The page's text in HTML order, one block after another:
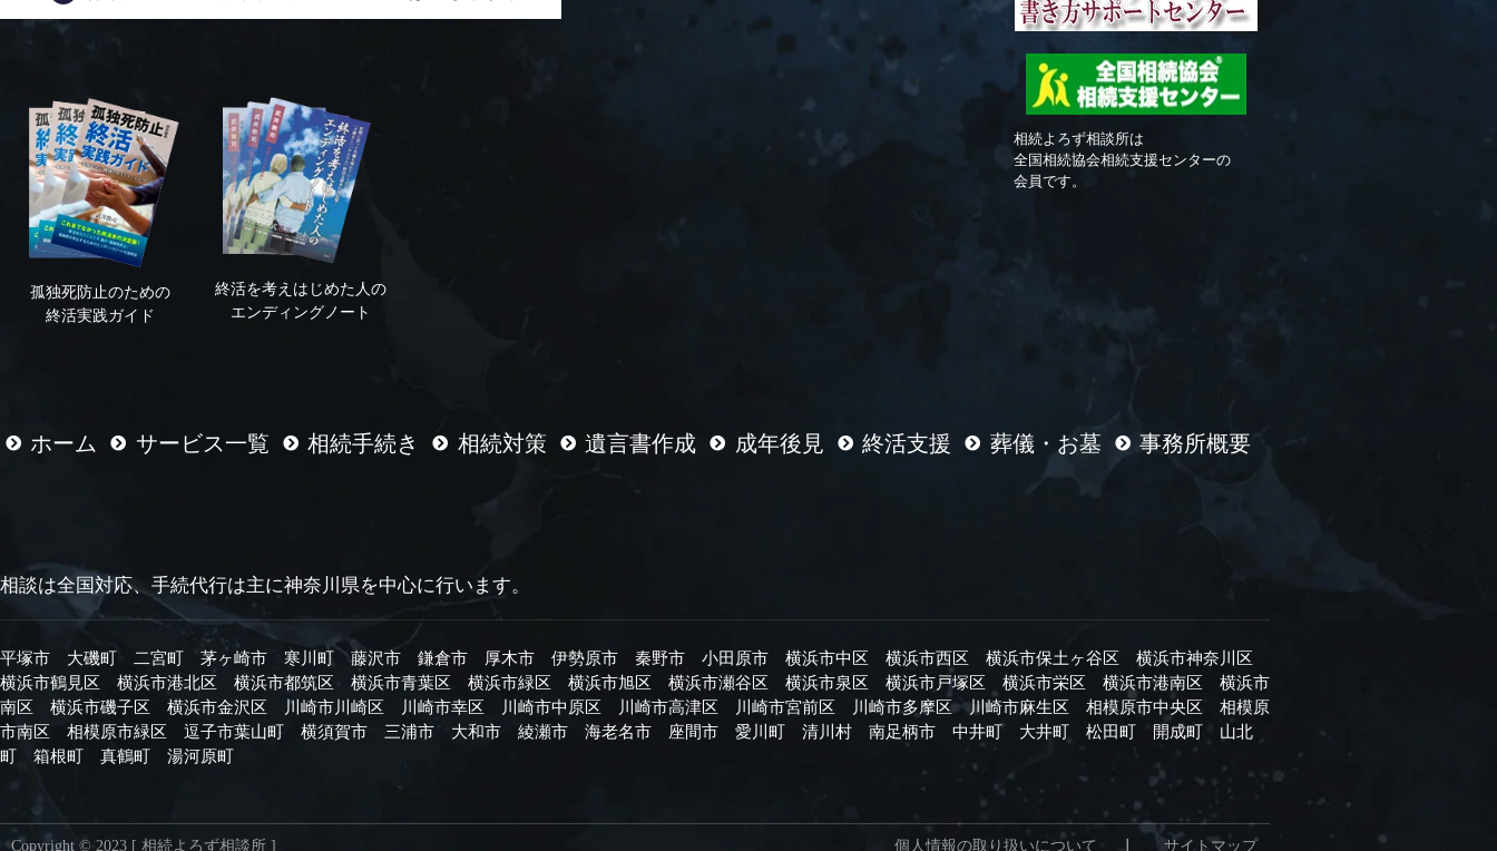
孤独死防止のための
終活実践ガイド
終活を考えはじめた人の
エンディングノート
相続よろず相談所は
全国相続協会相続支援センターの
会員です。
ホーム サービス一覧 相続手続き 相続対策 遺言書作成 成年後見 終活支援 葬儀・お墓 事務所概要
相談は全国対応、手続代行は主に神奈川県を中心に行います。
平塚市 大磯町 二宮町 茅ヶ崎市 寒川町 藤沢市 鎌倉市 厚木市 伊勢原市 秦野市 小田原市 横浜市中区 横浜市西区 横浜市保土ヶ谷区
横浜市神奈川区
横浜市鶴見区
横浜市港北区 横浜市都筑区 横浜市青葉区 横浜市緑区 横浜市旭区 横浜市瀬谷区 横浜市泉区 横浜市戸塚区 横浜市栄区 横浜市港南区
横浜市
南区
横浜市磯子区 横浜市金沢区 川崎市川崎区 川崎市幸区 川崎市中原区 川崎市高津区 川崎市宮前区 川崎市多摩区 川崎市麻生区 相模原市中央区
相模原
市南区
相模原市緑区 逗子市葉山町 横須賀市 三浦市 大和市 綾瀬市 海老名市 座間市 愛川町 清川村 南足柄市 中井町 大井町 松田町 開成町
山北
町
箱根町 真鶴町 湯河原町
Copyright © 2023 [ 相続よろず相談所 ] 個人情報の取り扱いについて サイトマップ